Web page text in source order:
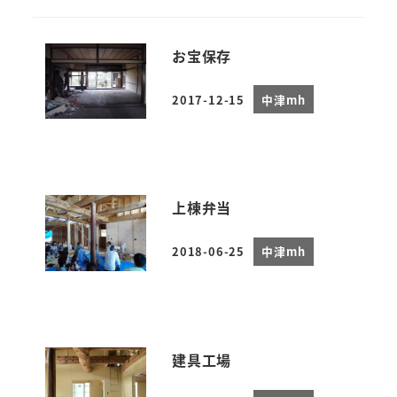
お宝保存
投稿日
2017-12-15 中津mh
上棟弁当
投稿日
2018-06-25 中津mh
建具工場